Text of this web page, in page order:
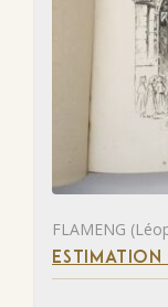
FLAMENG